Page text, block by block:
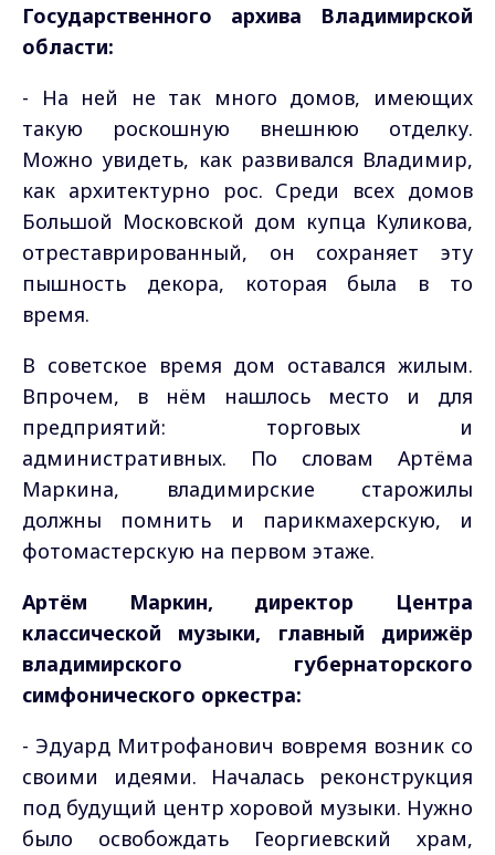
Государственного архива Владимирской
области:
- На ней не так много домов, имеющих
такую роскошную внешнюю отделку.
Можно увидеть, как развивался Владимир,
как архитектурно рос. Среди всех домов
Большой Московской дом купца Куликова,
отреставрированный, он сохраняет эту
пышность декора, которая была в то
время.
В советское время дом оставался жилым.
Впрочем, в нём нашлось место и для
предприятий: торговых и
административных. По словам Артёма
Маркина, владимирские старожилы
должны помнить и парикмахерскую, и
фотомастерскую на первом этаже.
Артём Маркин, директор Центра
классической музыки, главный дирижёр
владимирского губернаторского
симфонического оркестра:
- Эдуард Митрофанович вовремя возник со
своими идеями. Началась реконструкция
под будущий центр хоровой музыки. Нужно
было освобождать Георгиевский храм,